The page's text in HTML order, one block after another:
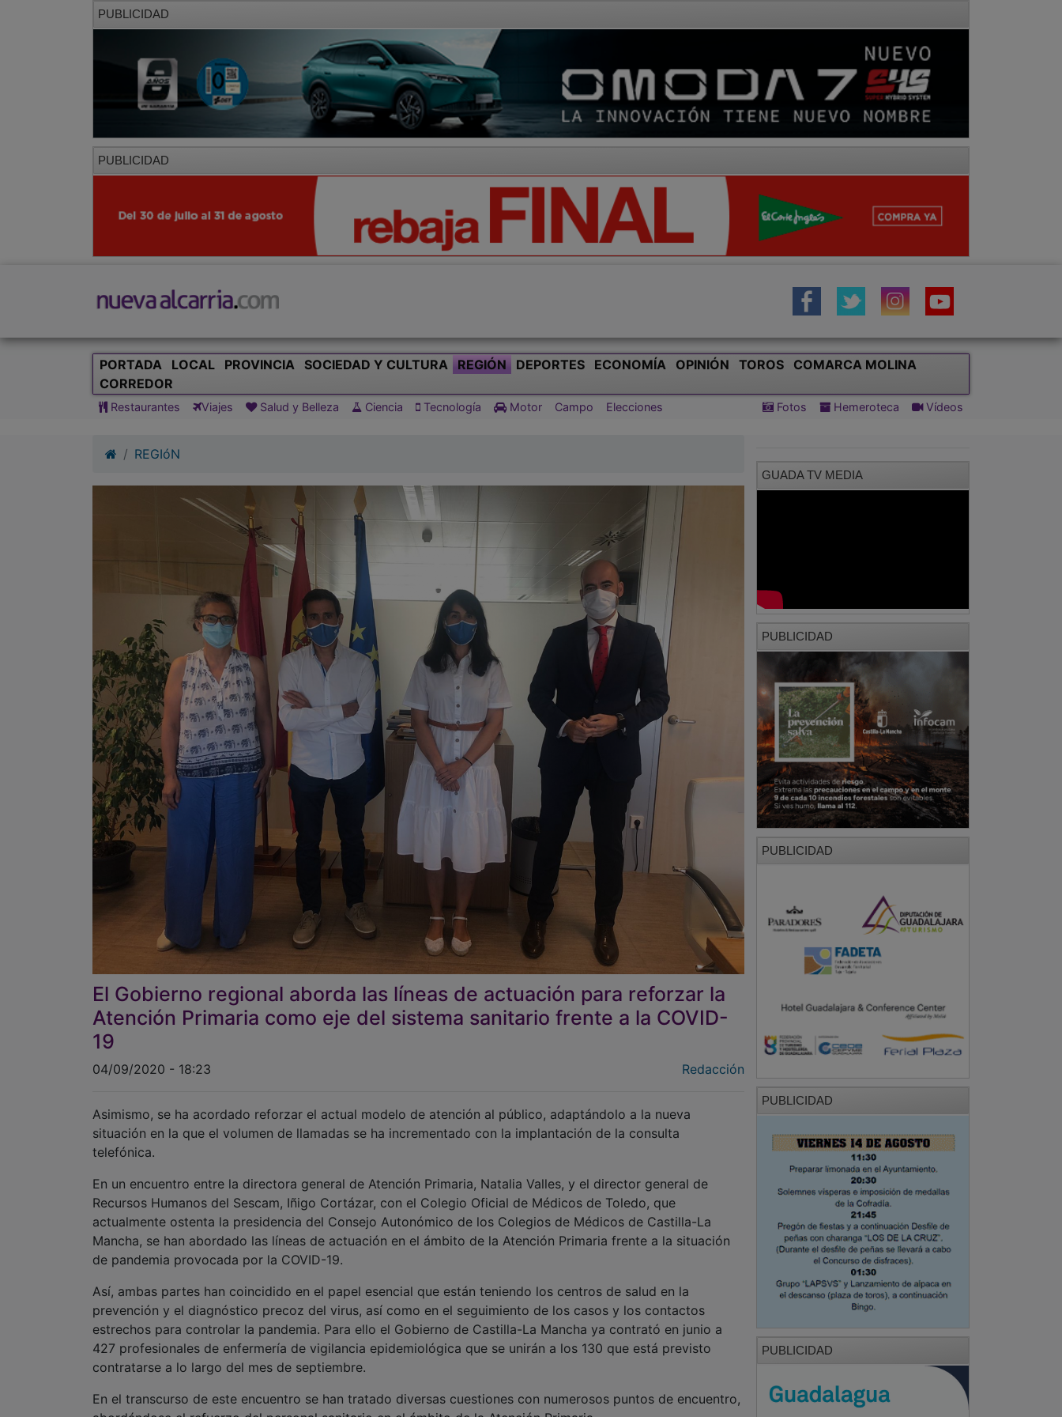
PUBLICIDAD
PUBLICIDAD
PORTADA LOCAL PROVINCIA SOCIEDAD Y CULTURA REGIÓN DEPORTES ECONOMÍA OPINIÓN TOROS
COMARCA MOLINA
CORREDOR
Restaurantes Viajes Salud y Belleza Ciencia Tecnología Motor Campo Elecciones Fotos Hemeroteca Vídeos
REGIóN
El Gobierno regional aborda las líneas de actuación para reforzar la
Atención Primaria como eje del sistema sanitario frente a la COVID-
19
04/09/2020 - 18:23 Redacción
Asimismo, se ha acordado reforzar el actual modelo de atención al público, adaptándolo a la nueva
situación en la que el volumen de llamadas se ha incrementado con la implantación de la consulta
telefónica.
En un encuentro entre la directora general de Atención Primaria, Natalia Valles, y el director general de
Recursos Humanos del Sescam, Iñigo Cortázar, con el Colegio Oficial de Médicos de Toledo, que
actualmente ostenta la presidencia del Consejo Autonómico de los Colegios de Médicos de Castilla-La
Mancha, se han abordado las líneas de actuación en el ámbito de la Atención Primaria frente a la situación
de pandemia provocada por la COVID-19.
Así, ambas partes han coincidido en el papel esencial que están teniendo los centros de salud en la
prevención y el diagnóstico precoz del virus, así como en el seguimiento de los casos y los contactos
estrechos para controlar la pandemia. Para ello el Gobierno de Castilla-La Mancha ya contrató en junio a
427 profesionales de enfermería de vigilancia epidemiológica que se unirán a los 130 que está previsto
contratarse a lo largo del mes de septiembre.
En el transcurso de este encuentro se han tratado diversas cuestiones con numerosos puntos de encuentro,
GUADA TV MEDIA
PUBLICIDAD
PUBLICIDAD
PUBLICIDAD
PUBLICIDAD